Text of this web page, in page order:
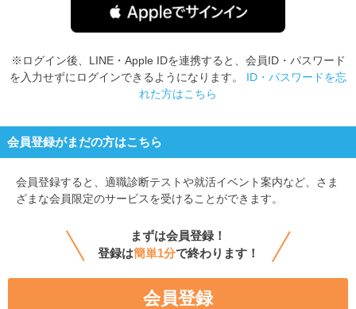
※ログイン後、LINE・Apple IDを連携すると、会員ID・パスワード
を入力せずにログインできるようになります。 ID・パスワードを忘
れた方はこちら
会員登録がまだの方はこちら
会員登録すると、 適職診断テストや就活イベント案内など、さま
ざまな会員限定のサービスを受けることができます。
まずは会員登録！
登録は簡単1分で終わります！
会員登録